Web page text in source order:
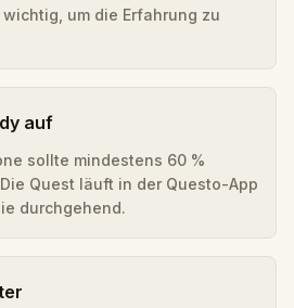
um die Erfahrung zu
auf
sollte mindestens 60 %
Quest läuft in der Questo-App
durchgehend.